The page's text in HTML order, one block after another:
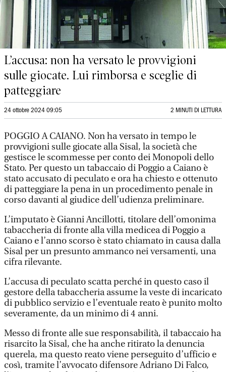
L’accusa: non ha versato le provvigioni
sulle giocate. Lui rimborsa e sceglie di
patteggiare
24 ottobre 2024 09:05 2 MINUTI DI LETTURA
POGGIO A CAIANO. Non ha versato in tempo le
provvigioni sulle giocate alla Sisal, la società che
gestisce le scommesse per conto dei Monopoli dello
Stato. Per questo un tabaccaio di Poggio a Caiano è
stato accusato di peculato e ora ha chiesto e ottenuto
di patteggiare la pena in un procedimento penale in
corso davanti al giudice dell’udienza preliminare.
L’imputato è Gianni Ancillotti, titolare dell’omonima
tabaccheria di fronte alla villa medicea di Poggio a
Caiano e l’anno scorso è stato chiamato in causa dalla
Sisal per un presunto ammanco nei versamenti, una
cifra rilevante.
L’accusa di peculato scatta perché in questo caso il
gestore della tabaccheria assume la veste di incaricato
di pubblico servizio e l’eventuale reato è punito molto
severamente, da un minimo di 4 anni.
Messo di fronte alle sue responsabilità, il tabaccaio ha
risarcito la Sisal, che ha anche ritirato la denuncia
querela, ma questo reato viene perseguito d’ufficio e
così, tramite l’avvocato difensore Adriano Di Falco,